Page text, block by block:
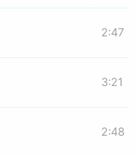
2:47
3:21
2:48